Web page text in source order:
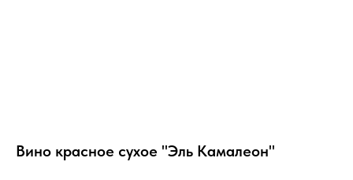
Вино красное сухое "Эль Камалеон"